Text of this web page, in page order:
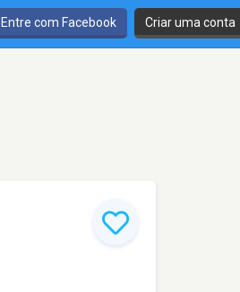
Entre com Facebook Criar uma conta